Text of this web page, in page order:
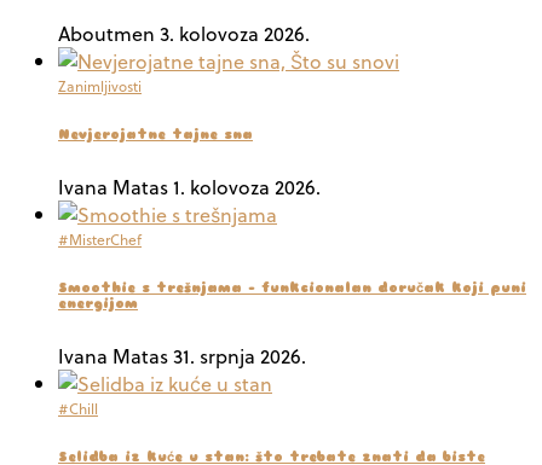
Aboutmen 3. kolovoza 2026.
Zanimljivosti
Nevjerojatne tajne sna
Ivana Matas1. kolovoza 2026.
#MisterChef
Smoothie s trešnjama – funkcionalan doručak koji puni
energijom
Ivana Matas31. srpnja 2026.
#Chill
Selidba iz kuće u stan: što trebate znati da biste